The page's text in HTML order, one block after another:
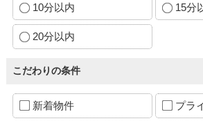
10分以内 15分
20分以内
こだわりの条件
新着物件 プラ